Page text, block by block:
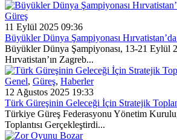
Güreş
11 Eylül 2025 09:36
Büyükler Dünya Şampiyonası
Büyükler Dünya Şampiyonası, 13-21 Eylül
Hırvatistan’ın Zagreb...
Genel, Güreş, Haberler
12 Ağustos 2025 19:33
Türk Güreşinin Geleceği İçin Stratejik
Türkiye Güreş Federasyonu Yönetim
Toplantısı Gerçekleştirdi...